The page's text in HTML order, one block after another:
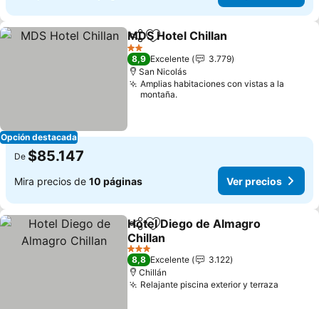
Opción destacada
CompartirAgregar a favoritos
MDS Hotel Chillan
2 Estrellas
8,9 Excelente
3.779
San Nicolás
Amplias habitaciones con vistas a la
montaña.
De $85.147
Mira precios de 10 páginas Ver precios
CompartirAgregar a favoritos
Hotel Diego de Almagro
Chillan
3 Estrellas
8,8 Excelente
3.122
Chillán
Relajante piscina exterior y terraza